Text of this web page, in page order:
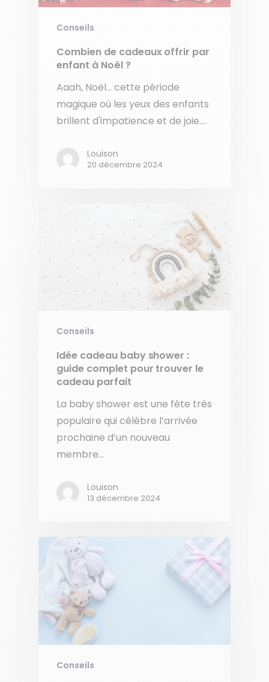
Conseils
Combien de cadeaux offrir par
enfant à Noël ?
Aaah, Noël... cette période
magique où les yeux des enfants
brillent d'impatience et de joie.…
Louison
20 décembre 2024
Conseils
Idée cadeau baby shower :
guide complet pour trouver le
cadeau parfait
La baby shower est une fête très
populaire qui célèbre l’arrivée
prochaine d’un nouveau
membre…
Louison
13 décembre 2024
Conseils